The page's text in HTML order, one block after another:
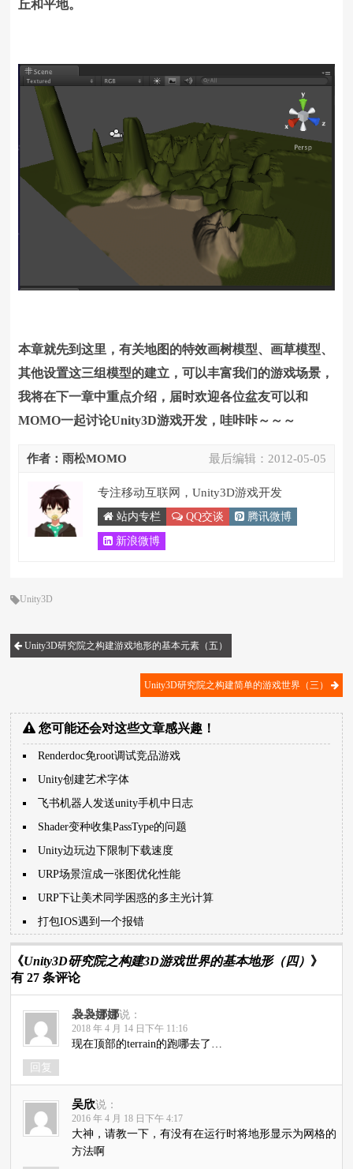
丘和平地。
本章就先到这里，有关地图的特效画树模型、画草模型、
其他设置这三组模型的建立，可以丰富我们的游戏场景，
我将在下一章中重点介绍，届时欢迎各位盆友可以和
MOMO一起讨论Unity3D游戏开发，哇咔咔～～～
最后编辑： 2012-05-05
作者：雨松MOMO
专注移动互联网，Unity3D游戏开发
站内专栏 QQ交谈 腾讯微博
新浪微博
Unity3D
Unity3D研究院之构建游戏地形的基本元素（五）
Unity3D研究院之构建简单的游戏世界（三）
您可能还会对这些文章感兴趣！
Renderdoc免root调试竞品游戏
Unity创建艺术字体
飞书机器人发送unity手机中日志
Shader变种收集PassType的问题
Unity边玩边下限制下载速度
URP场景渲成一张图优化性能
URP下让美术同学困惑的多主光计算
打包IOS遇到一个报错
《Unity3D研究院之构建3D游戏世界的基本地形（四） 》
有 27 条评论
袅袅娜娜说：
2018 年 4 月 14 日下午 11:16
现在顶部的terrain的跑哪去了…
回复
吴欣说：
2016 年 4 月 18 日下午 4:17
大神，请教一下，有没有在运行时将地形显示为网格的
方法啊